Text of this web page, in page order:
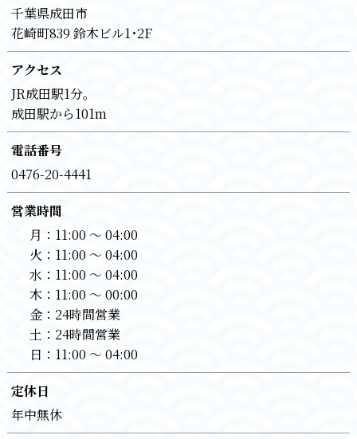
千葉県成田市
花崎町839 鈴木ビル1･2F
アクセス
JR成田駅1分。
成田駅から101m
電話番号
0476-20-4441
営業時間
月： 11:00 〜 04:00
火： 11:00 〜 04:00
水： 11:00 〜 04:00
木： 11:00 〜 00:00
金： 24時間営業
土： 24時間営業
日： 11:00 〜 04:00
定休日
年中無休